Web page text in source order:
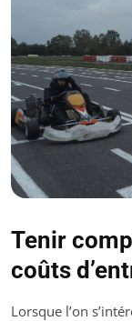
Tenir
coûts
Lorsque l’on